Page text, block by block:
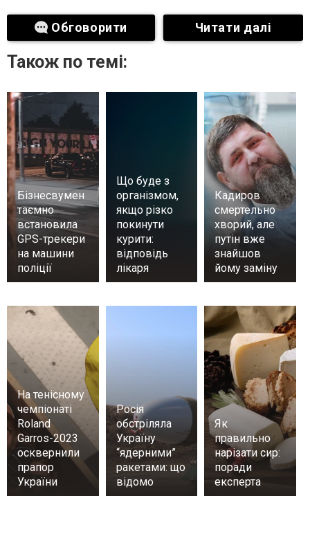
Обговорити Читати далі
Також по темі:
Бізнесвумен
таємно
встановила
GPS-трекери
на машини
поліції
Що буде з
організмом,
якщо різко
покинути
курити:
відповідь
лікаря
Кадиров
смертельно
хворий, але
путін вже
знайшов
йому заміну
На тенісному
чемпіонаті
Roland
Garros-2023
осквернили
прапор
України
Росія
обстріляла
Україну
“ядерними”
ракетами: що
відомо
Як
правильно
нарізати сир:
поради
експерта